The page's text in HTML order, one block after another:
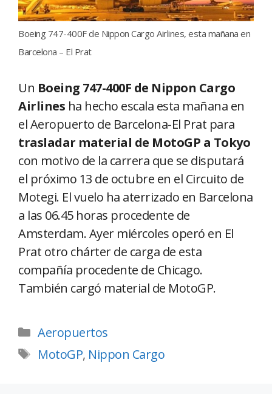
Boeing 747-400F de Nippon Cargo Airlines, esta mañana en
Barcelona – El Prat
Un Boeing 747-400F de Nippon Cargo
Airlines ha hecho escala esta mañana en
el Aeropuerto de Barcelona-El Prat para
trasladar material de MotoGP a Tokyo
con motivo de la carrera que se disputará
el próximo 13 de octubre en el Circuito de
Motegi. El vuelo ha aterrizado en Barcelona
a las 06.45 horas procedente de
Amsterdam. Ayer miércoles operó en El
Prat otro chárter de carga de esta
compañía procedente de Chicago.
También cargó material de MotoGP.
Aeropuertos
MotoGP, Nippon Cargo